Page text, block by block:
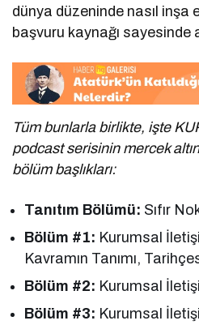
dünya düzeninde nasıl inşa
başvuru kaynağı sayesinde
Tüm bunlarla birlikte, işte
podcast serisinin mercek
bölüm başlıkları:
Tanıtım Bölümü: Sıfır
Bölüm #1: Kurumsal
Kavramın Tanımı,
Bölüm #2: Kurumsal
Bölüm #3: Kurumsal